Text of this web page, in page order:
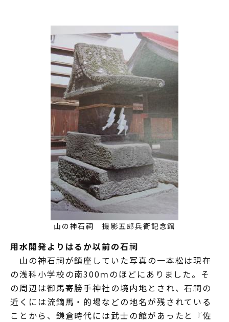
山の神石祠 撮影五郎兵衛記念館
用水開発よりはるか以前の石祠
山の神石祠が鎮座していた写真の一本松は現在
の浅科小学校の南300ｍのほどにありました。そ
の周辺は御馬寄勝手神社の境内地とされ、石祠の
近くには流鏑馬・的場などの地名が残されている
ことから、鎌倉時代には武士の館があったと『佐